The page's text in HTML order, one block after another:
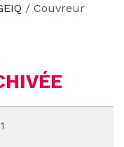
/ Couvreur